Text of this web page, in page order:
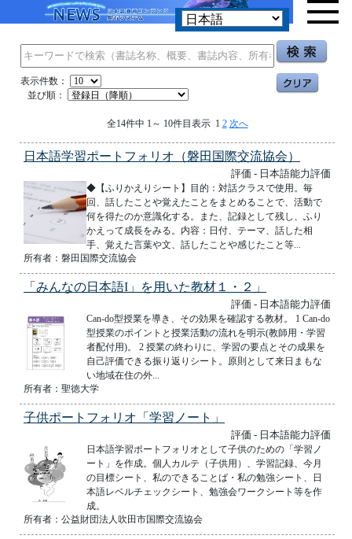
表示件数：
並び順：
全14件中 1～ 10件目表示 1 2 次へ
日本語学習ポートフォリオ（磐田国際交流協会）
評価 - 日本語能力評価
◆【ふりかえりシート】目的：対話クラスで使用。毎
回、話したことや覚えたことをまとめることで、活動で
何を得たのか意識化する。また、記録として残し、ふり
かえって成長をみる。内容：日付、テーマ、話した相
手、覚えた言葉や文、話したことや感じたこと等...
所有者：磐田国際交流協会
「みんなの日本語I」を用いた教材１・２」
評価 - 日本語能力評価
Can-do型授業を導き、その効果を確認する教材。 1 Can-do
型授業のポイントと授業活動の流れを明示(教師用・学習
者配付用)。 2 授業の終わりに、学習の要点とその成果を
自己評価できる振り返りシート。原則として来日まもな
い地域在住の外...
所有者：聖徳大学
子供ポートフォリオ「学習ノート」
評価 - 日本語能力評価
日本語学習ポートフォリオとして子供のための「学習ノ
ート」を作成。個人カルテ（子供用）、学習記録、今月
の目標シート、私のできることば・私の勉強シート、日
本語レベルチェックシート、勉強会ワークシート等を作
成。
所有者：公益財団法人吹田市国際交流協会